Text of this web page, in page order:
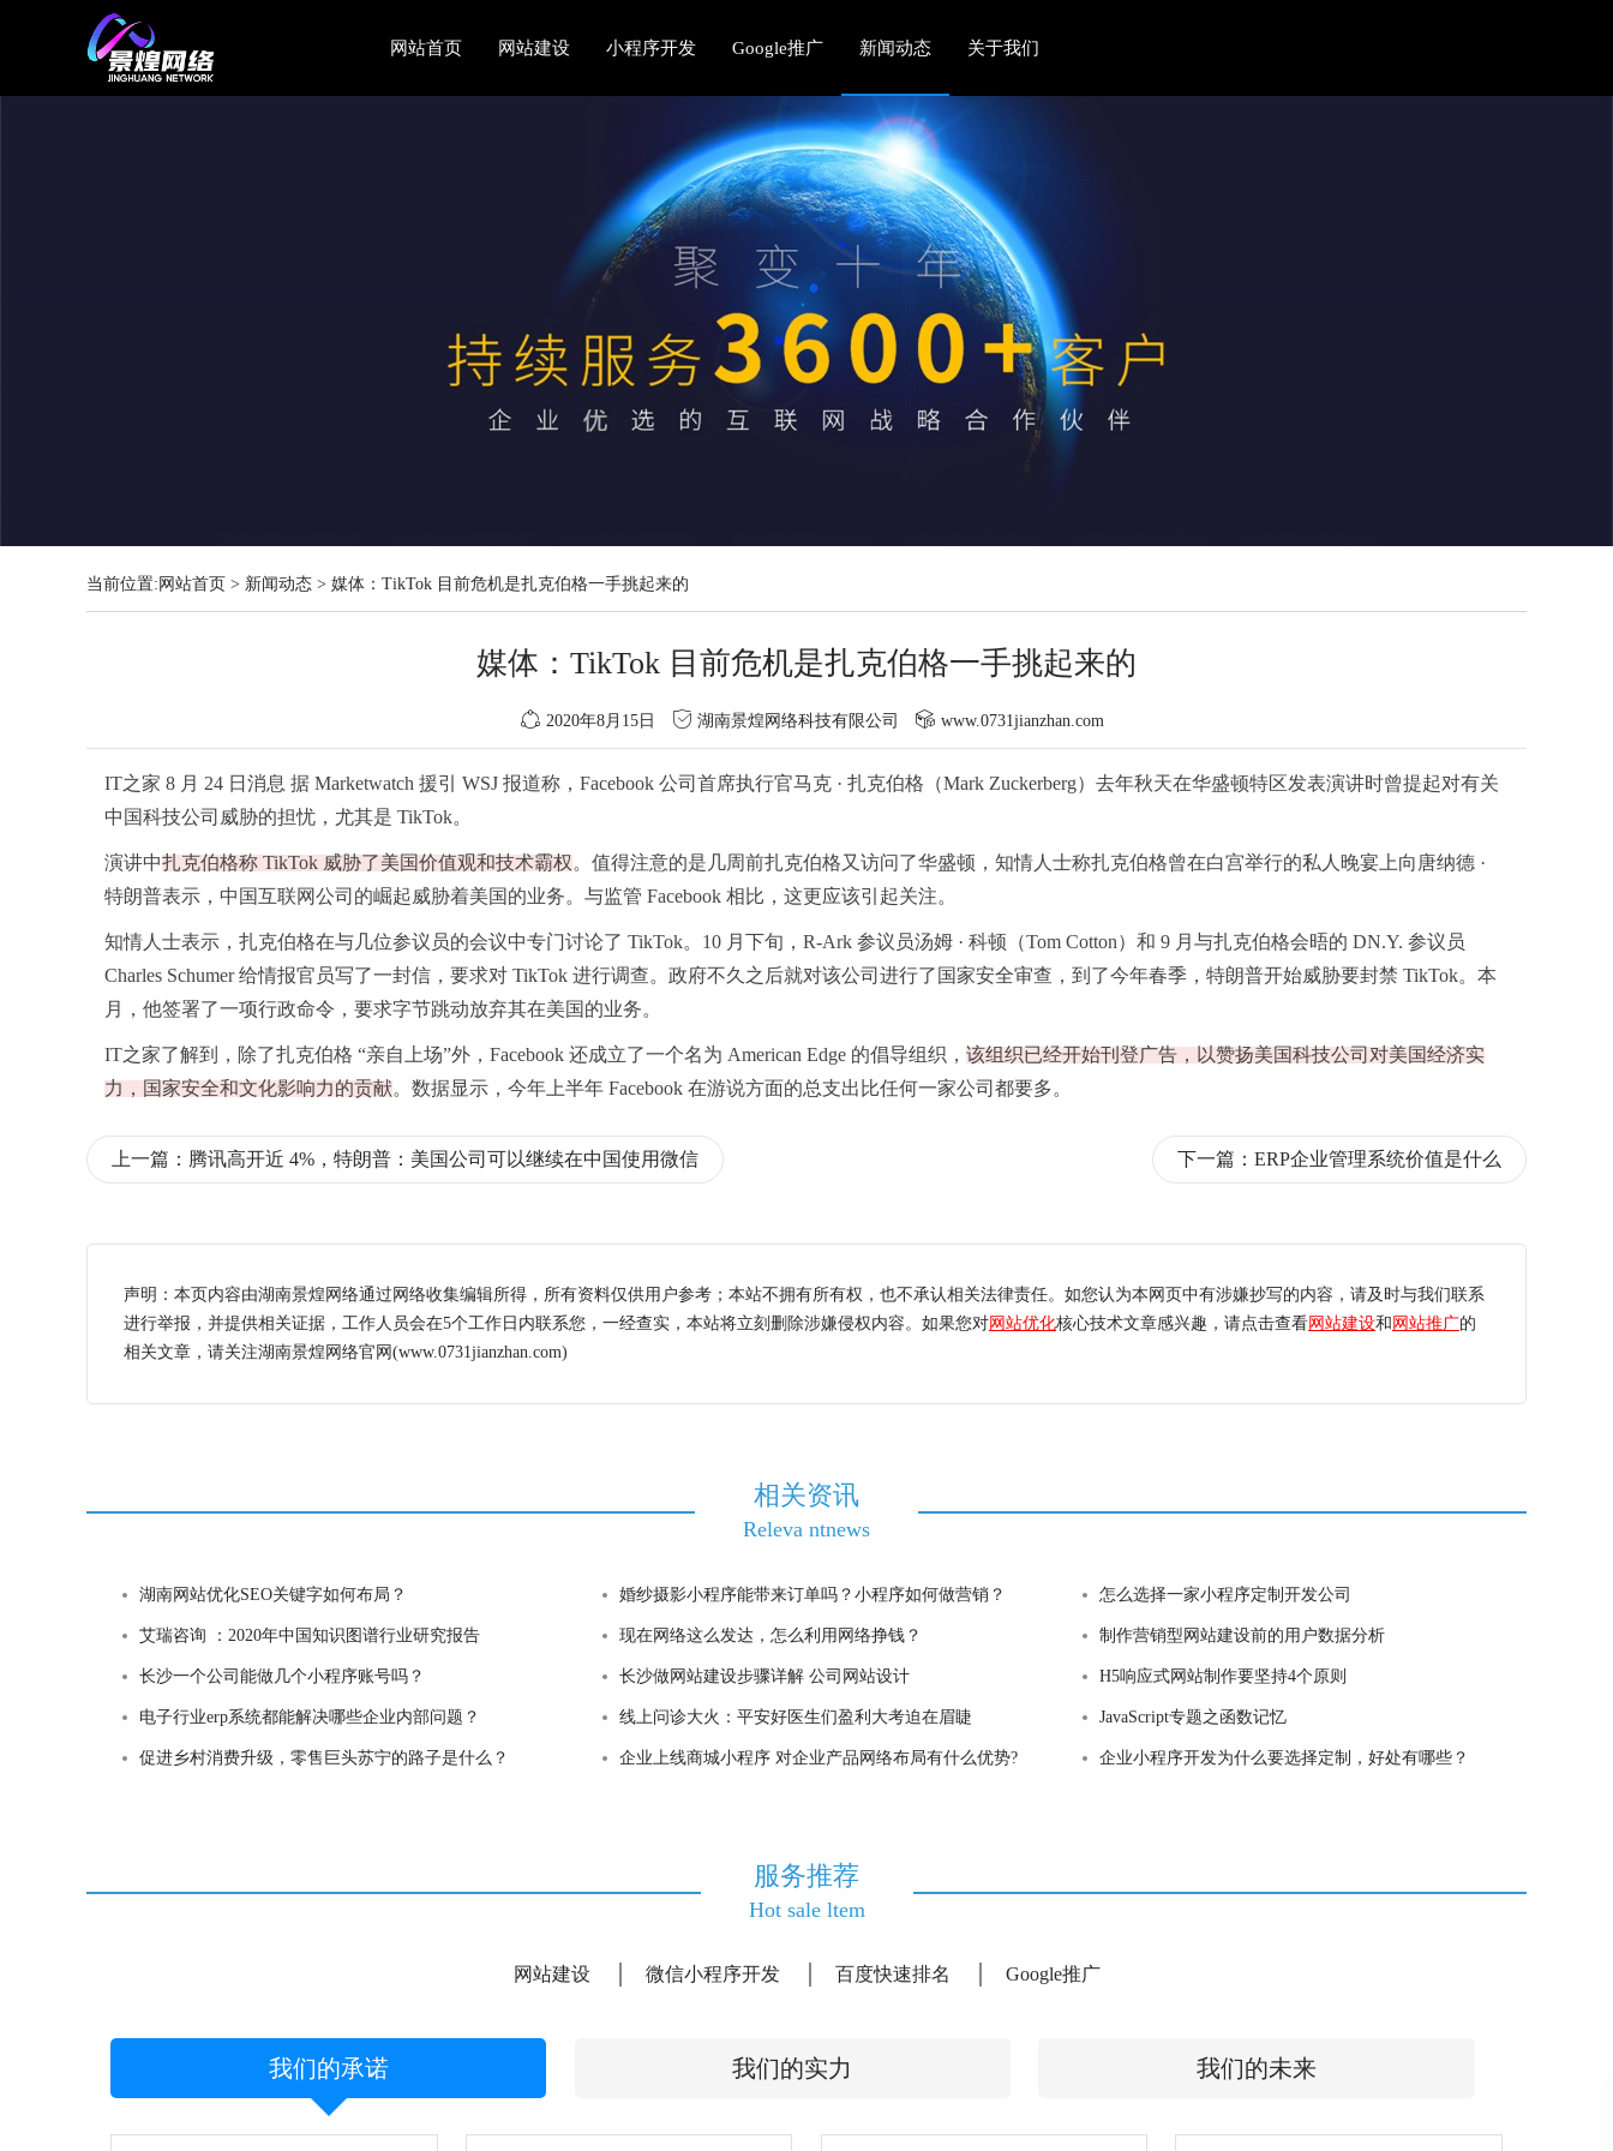
网站首页 网站建设 小程序开发 Google推广 新闻动态 关于我们
当前位置: 网站首页 > 新闻动态 > 媒体：TikTok 目前危机是扎克伯格一手挑起来的
媒体：TikTok 目前危机是扎克伯格一手挑起来的
2020年8月15日 湖南景煌网络科技有限公司 www.0731jianzhan.com
IT之家 8 月 24 日消息 据 Marketwatch 援引 WSJ 报道称，Facebook 公司首席执行官马克 · 扎克伯格（Mark Zuckerberg）去年秋天在华盛顿特区发表演讲时曾提起对有关
中国科技公司威胁的担忧，尤其是 TikTok。
演讲中扎克伯格称 TikTok 威胁了美国价值观和技术霸权。值得注意的是几周前扎克伯格又访问了华盛顿，知情人士称扎克伯格曾在白宫举行的私人晚宴上向唐纳德 ·
特朗普表示，中国互联网公司的崛起威胁着美国的业务。与监管 Facebook 相比，这更应该引起关注。
知情人士表示，扎克伯格在与几位参议员的会议中专门讨论了 TikTok。10 月下旬，R-Ark 参议员汤姆 · 科顿（Tom Cotton）和 9 月与扎克伯格会晤的 DN.Y. 参议员
Charles Schumer 给情报官员写了一封信，要求对 TikTok 进行调查。政府不久之后就对该公司进行了国家安全审查，到了今年春季，特朗普开始威胁要封禁 TikTok。本
月，他签署了一项行政命令，要求字节跳动放弃其在美国的业务。
IT之家了解到，除了扎克伯格 “亲自上场”外，Facebook 还成立了一个名为 American Edge 的倡导组织， 该组织已经开始刊登广告，以赞扬美国科技公司对美国经济实
力，国家安全和文化影响力的贡献。数据显示，今年上半年 Facebook 在游说方面的总支出比任何一家公司都要多。
上一篇： 腾讯高开近 4%，特朗普：美国公司可以继续在中国使用微信 下一篇： ERP企业管理系统价值是什么
声明：本页内容由湖南景煌网络通过网络收集编辑所得，所有资料仅供用户参考；本站不拥有所有权，也不承认相关法律责任。如您认为本网页中有涉嫌抄写的内容，请及时与我们联系
进行举报，并提供相关证据，工作人员会在5个工作日内联系您，一经查实，本站将立刻删除涉嫌侵权内容。如果您对网站优化核心技术文章感兴趣，请点击查看网站建设和 网站推广的
相关文章，请关注湖南景煌网络官网(www.0731jianzhan.com)
相关资讯
Releva ntnews
湖南网站优化SEO关键字如何布局？ 婚纱摄影小程序能带来订单吗？小程序如何做营销？ 怎么选择一家小程序定制开发公司
艾瑞咨询 ：2020年中国知识图谱行业研究报告 现在网络这么发达，怎么利用网络挣钱？ 制作营销型网站建设前的用户数据分析
长沙一个公司能做几个小程序账号吗？ 长沙做网站建设步骤详解 公司网站设计 H5响应式网站制作要坚持4个原则
电子行业erp系统都能解决哪些企业内部问题？ 线上问诊大火：平安好医生们盈利大考迫在眉睫 JavaScript专题之函数记忆
促进乡村消费升级，零售巨头苏宁的路子是什么？ 企业上线商城小程序 对企业产品网络布局有什么优势? 企业小程序开发为什么要选择定制，好处有哪些？
服务推荐
Hot sale ltem
网站建设 微信小程序开发 百度快速排名 Google推广
我们的承诺 我们的实力 我们的未来